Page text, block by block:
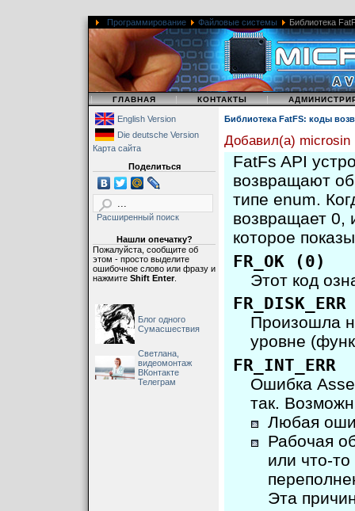
Программирование Файловые системы Библиотека
| ГЛАВНАЯ | КОНТАКТЫ |
English Version
Die deutsche Version
Карта сайта
Поделиться
Расширенный поиск
Нашли опечатку?
Пожалуйста, сообщите об
этом - просто выделите
ошибочное слово или фразу и
нажмите Shift Enter.
Блог одного
Сумасшествия
Светлана,
видеомонтаж
ВКонтакте
Телеграм
Библиотека FatFS: коды
Добавил(а) microsin
FatFs API
возвращают
типе enum.
возвращает 0,
которое
FR_OK (0)
Этот код
FR_DISK_ERR
Произошла
уровне
FR_INT_ERR
Ошибка
так.
Любая
Рабочая
или что-
Эта